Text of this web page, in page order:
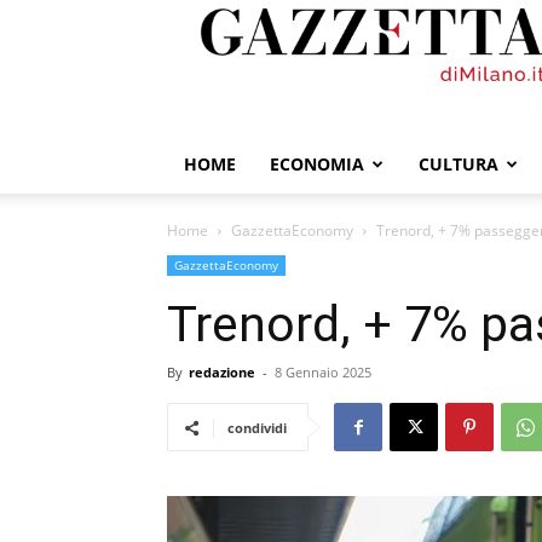
HOME ECONOMIA CULTURA
Home GazzettaEconomy Trenord, + 7%
GazzettaEconomy
Trenord, + 7%
By redazione - 8 Gennaio 2025
condividi